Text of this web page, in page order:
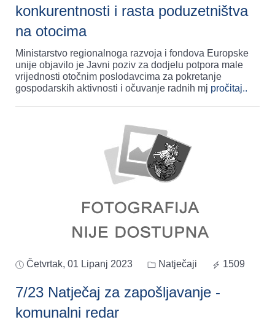
konkurentnosti i rasta poduzetništva
na otocima
Ministarstvo regionalnoga razvoja i fondova Europske
unije objavilo je Javni poziv za dodjelu potpora male
vrijednosti otočnim poslodavcima za pokretanje
gospodarskih aktivnosti i očuvanje radnih mj pročitaj..
Četvrtak, 01 Lipanj 2023 Natječaji 1509
7/23 Natječaj za zapošljavanje -
komunalni redar